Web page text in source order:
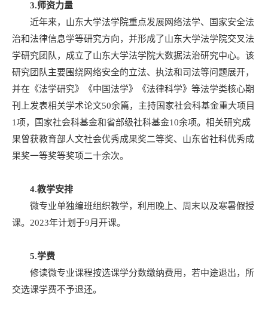
3.师资力量
近年来，山东大学法学院重点发展网络法学、国家安全法
治和法律信息学等研究方向，并形成了山东大学法学院交叉法
学研究团队，成立了山东大学法学院大数据法治研究中心。该
研究团队主要围绕网络安全的立法、执法和司法等问题展开，
并在《法学研究》《中国法学》《法律科学》等法学类核心期
刊上发表相关学术论文50余篇，主持国家社会科基金重大项目
1项，国家社会科基金和省部级社科基金10余项。相关研究成
果曾获教育部人文社会优秀成果奖二等奖、山东省社科优秀成
果奖一等奖等奖项二十余次。
4.教学安排
微专业单独编班组织教学，利用晚上、周末以及寒暑假授
课。2023年计划于9月开课。
5.学费
修读微专业课程按选课学分数缴纳费用，若中途退出，所
交选课学费不予退还。